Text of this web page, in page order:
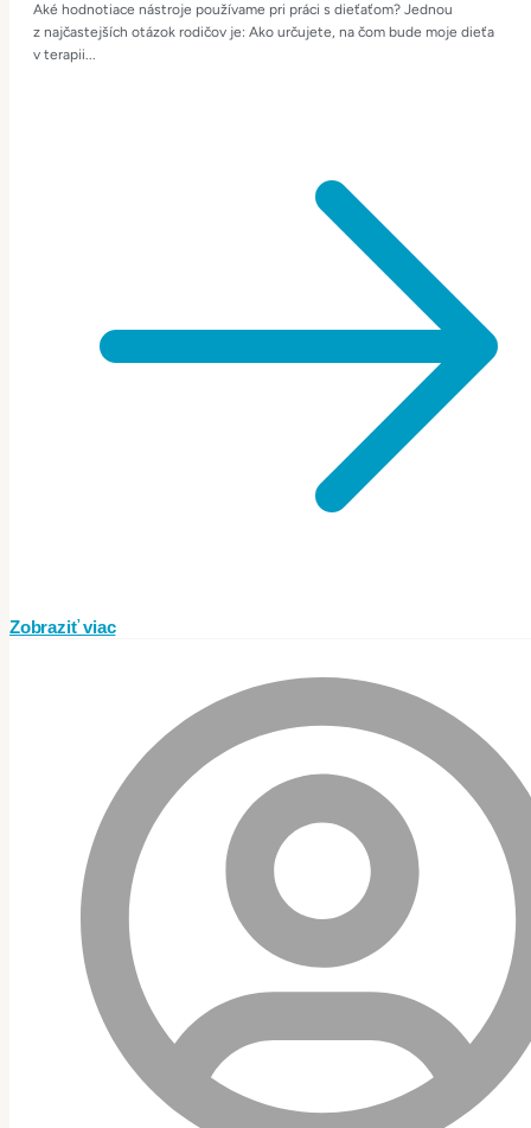
Aké hodnotiace nástroje používame pri práci s dieťaťom? Jednou
z najčastejších otázok rodičov je: Ako určujete, na čom bude moje dieťa
v terapii...
Zobraziť viac